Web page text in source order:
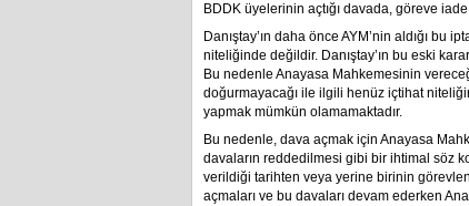
BDDK üyelerinin açtığı davada, göreve
Danıştay’ın daha önce AYM’nin aldığı bu
niteliğinde değildir. Danıştay’ın bu eski
Bu nedenle Anayasa Mahkemesinin
doğurmayacağı ile ilgili henüz içtihat
yapmak mümkün olamamaktadır.
Bu nedenle, dava açmak için Anayasa
davaların reddedilmesi gibi bir ihtimal söz
verildiği tarihten veya yerine birinin
açmaları ve bu davaları devam ederken